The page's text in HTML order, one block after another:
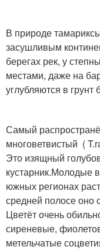
В природе
засушливым
берегах рек, у
местами, даже на
углубляются в
Самый
многоветвистый (
Это изящный
кустарник.Молодые
южных регионах
средней полосе
Цветёт очень
сиреневые,
метельчатые